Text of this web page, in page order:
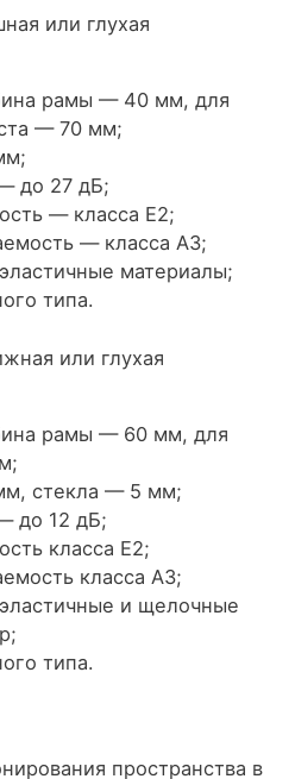
или глухая
рамы — 40 мм, для
— 70 мм;
до 27 дБ;
— класса Е2;
— класса А3;
материалы;
типа.
или глухая
рамы — 60 мм, для
стекла — 5 мм;
до 12 дБ;
класса Е2;
класса А3;
и щелочные
типа.